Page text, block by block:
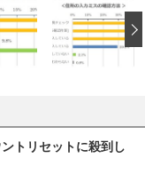
トリセットに殺到し